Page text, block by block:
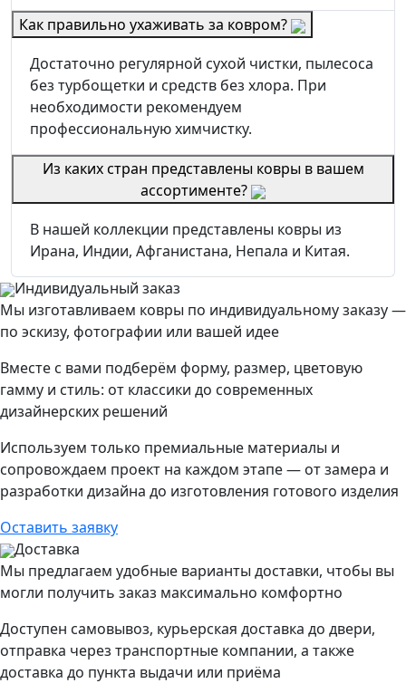
Как правильно ухаживать за ковром?
Достаточно регулярной сухой чистки, пылесоса
без турбощетки и средств без хлора. При
необходимости рекомендуем
профессиональную химчистку.
Из каких стран представлены ковры в вашем
ассортименте?
В нашей коллекции представлены ковры из
Ирана, Индии, Афганистана, Непала и Китая.
Индивидуальный заказ
Мы изготавливаем ковры по индивидуальному заказу —
по эскизу, фотографии или вашей идее
Вместе с вами подберём форму, размер, цветовую
гамму и стиль: от классики до современных
дизайнерских решений
Используем только премиальные материалы и
сопровождаем проект на каждом этапе — от замера и
разработки дизайна до изготовления готового изделия
Оставить заявку
Доставка
Мы предлагаем удобные варианты доставки, чтобы вы
могли получить заказ максимально комфортно
Доступен самовывоз, курьерская доставка до двери,
отправка через транспортные компании, а также
доставка до пункта выдачи или приёма